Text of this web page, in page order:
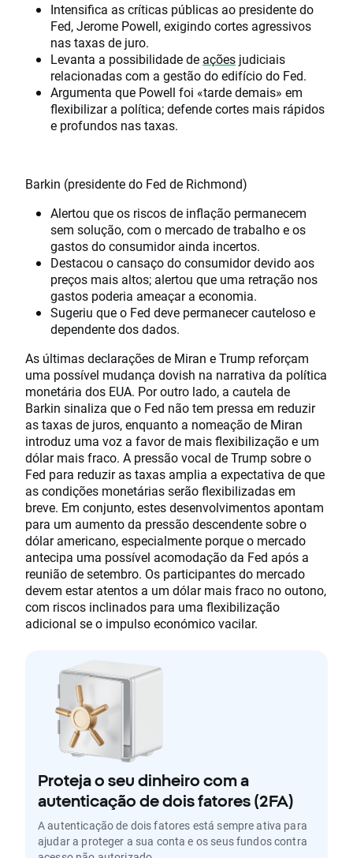
Intensifica as críticas públicas ao presidente do
Fed, Jerome Powell, exigindo cortes agressivos
nas taxas de juro.
Levanta a possibilidade de ações judiciais
relacionadas com a gestão do edifício do Fed.
Argumenta que Powell foi «tarde demais» em
flexibilizar a política; defende cortes mais rápidos
e profundos nas taxas.
Barkin (presidente do Fed de Richmond)
Alertou que os riscos de inflação permanecem
sem solução, com o mercado de trabalho e os
gastos do consumidor ainda incertos.
Destacou o cansaço do consumidor devido aos
preços mais altos; alertou que uma retração nos
gastos poderia ameaçar a economia.
Sugeriu que o Fed deve permanecer cauteloso e
dependente dos dados.
As últimas declarações de Miran e Trump reforçam
uma possível mudança dovish na narrativa da política
monetária dos EUA. Por outro lado, a cautela de
Barkin sinaliza que o Fed não tem pressa em reduzir
as taxas de juros, enquanto a nomeação de Miran
introduz uma voz a favor de mais flexibilização e um
dólar mais fraco. A pressão vocal de Trump sobre o
Fed para reduzir as taxas amplia a expectativa de que
as condições monetárias serão flexibilizadas em
breve. Em conjunto, estes desenvolvimentos apontam
para um aumento da pressão descendente sobre o
dólar americano, especialmente porque o mercado
antecipa uma possível acomodação da Fed após a
reunião de setembro. Os participantes do mercado
devem estar atentos a um dólar mais fraco no outono,
com riscos inclinados para uma flexibilização
adicional se o impulso económico vacilar.
Proteja o seu dinheiro com a
autenticação de dois fatores (2FA)
A autenticação de dois fatores está sempre ativa para
ajudar a proteger a sua conta e os seus fundos contra